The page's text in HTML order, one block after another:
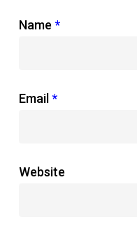
Name *
Email *
Website